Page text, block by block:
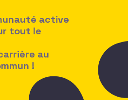
active
tout le
au
!